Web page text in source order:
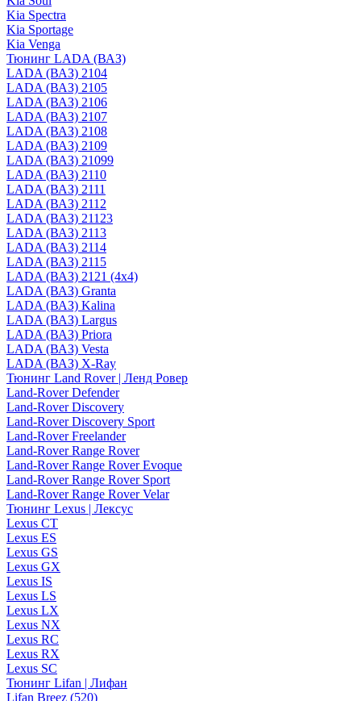
Kia Spectra
Kia Sportage
Kia Venga
Тюнинг LADA (ВАЗ)
LADA (ВАЗ) 2104
LADA (ВАЗ) 2105
LADA (ВАЗ) 2106
LADA (ВАЗ) 2107
LADA (ВАЗ) 2108
LADA (ВАЗ) 2109
LADA (ВАЗ) 21099
LADA (ВАЗ) 2110
LADA (ВАЗ) 2111
LADA (ВАЗ) 2112
LADA (ВАЗ) 21123
LADA (ВАЗ) 2113
LADA (ВАЗ) 2114
LADA (ВАЗ) 2115
LADA (ВАЗ) 2121 (4x4)
LADA (ВАЗ) Granta
LADA (ВАЗ) Kalina
LADA (ВАЗ) Largus
LADA (ВАЗ) Priora
LADA (ВАЗ) Vesta
LADA (ВАЗ) X-Ray
Тюнинг Land Rover | Ленд Ровер
Land-Rover Defender
Land-Rover Discovery
Land-Rover Discovery Sport
Land-Rover Freelander
Land-Rover Range Rover
Land-Rover Range Rover Evoque
Land-Rover Range Rover Sport
Land-Rover Range Rover Velar
Тюнинг Lexus | Лексус
Lexus CT
Lexus ES
Lexus GS
Lexus GX
Lexus IS
Lexus LS
Lexus LX
Lexus NX
Lexus RC
Lexus RX
Lexus SC
Тюнинг Lifan | Лифан
Lifan Breez (520)